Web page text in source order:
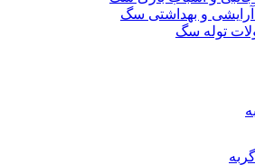
آرایشی و بهداشتی سگ
توله سگ